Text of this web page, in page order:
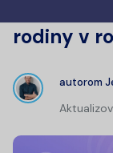
rodiny v
autorom